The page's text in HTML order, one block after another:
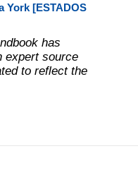
York [ESTADOS
has
expert source
to reflect the